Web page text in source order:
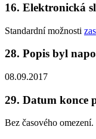
16. Elektronická
Standardní možnosti
28. Popis byl
08.09.2017
29. Datum konce
Bez časového omezení.